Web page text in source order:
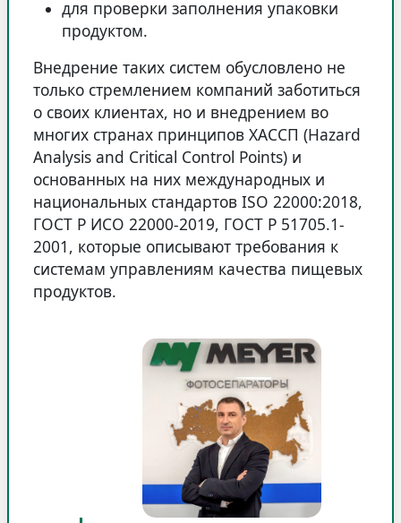
для проверки заполнения упаковки
продуктом.
Внедрение таких систем обусловлено не
только стремлением компаний заботиться
о своих клиентах, но и внедрением во
многих странах принципов ХАССП (Hazard
Analysis and Critical Control Points) и
основанных на них международных и
национальных стандартов ISO 22000:2018,
ГОСТ Р ИСО 22000-2019, ГОСТ Р 51705.1-
2001, которые описывают требования к
системам управлениям качества пищевых
продуктов.